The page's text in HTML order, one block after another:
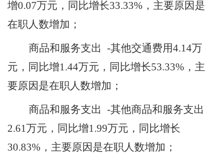
增0.07万元，同比增长33.33%，主要原因是
在职人数增加 ；
商品和服务支出 -其他交通费用4.14万
元，同比增1.44万元，同比增长53.33%，主
要原因是在职人数增加 ；
商品和服务支出 -其他商品和服务支出
2.61万元，同比增1.99万元，同比增长
30.83%，主要原因是在职人数增加 ；